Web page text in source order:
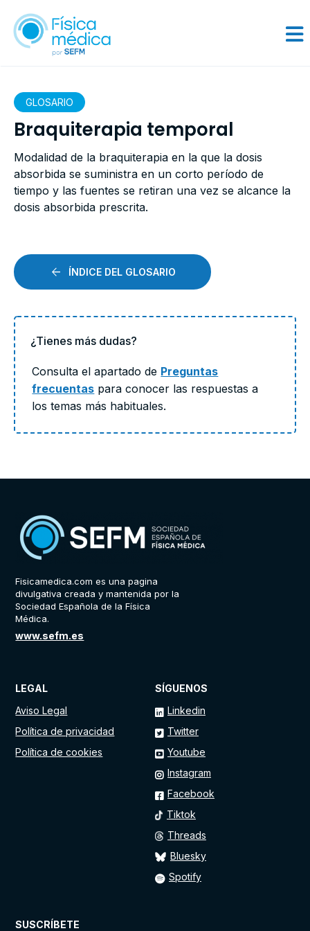
ÍNDICE DEL GLOSARIO
¿Tienes más dudas?
Consulta el apartado de Preguntas
frecuentas para conocer las respuestas a
los temas más habituales.
GLOSARIO
Braquiterapia temporal
Modalidad de la braquiterapia en la que la dosis
absorbida se suministra en un corto período de
tiempo y las fuentes se retiran una vez se alcance la
dosis absorbida prescrita.
Fisicamedica.com es una pagina
divulgativa creada y mantenida por la
Sociedad Española de la Física
Médica.
www.sefm.es
SUSCRÍBETE
SÍGUENOS
Linkedin
Twitter
Youtube
Instagram
Facebook
Tiktok
Threads
Bluesky
Spotify
LEGAL
Aviso Legal
Política de privacidad
Política de cookies